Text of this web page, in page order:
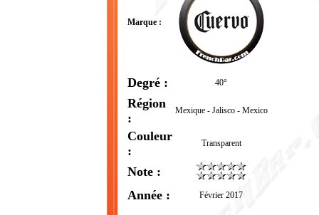
Marque :
Degré : 40°
Région
:
Mexique - Jalisco - Mexico
Couleur
:
Transparent
Note :
Année :
Février 2017